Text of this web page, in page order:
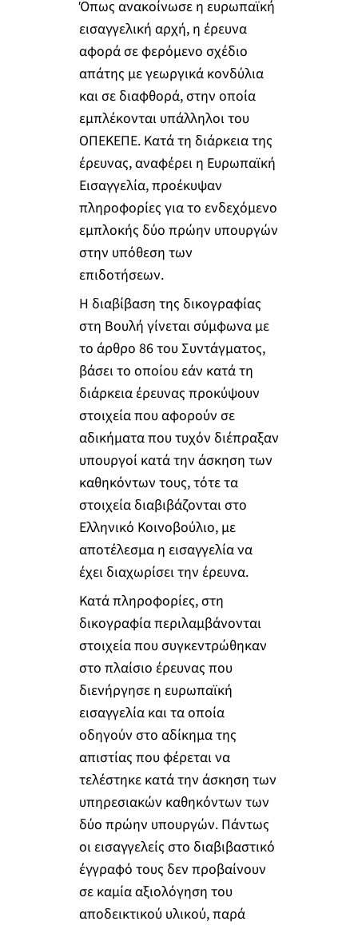
Όπως ανακοίνωσε η ευρωπαϊκή
εισαγγελική αρχή, η έρευνα
αφορά σε φερόμενο σχέδιο
απάτης με γεωργικά κονδύλια
και σε διαφθορά, στην οποία
εμπλέκονται υπάλληλοι του
ΟΠΕΚΕΠΕ. Κατά τη διάρκεια της
έρευνας, αναφέρει η Ευρωπαϊκή
Εισαγγελία, προέκυψαν
πληροφορίες για το ενδεχόμενο
εμπλοκής δύο πρώην υπουργών
στην υπόθεση των
επιδοτήσεων.
Η διαβίβαση της δικογραφίας
στη Βουλή γίνεται σύμφωνα με
το άρθρο 86 του Συντάγματος,
βάσει το οποίου εάν κατά τη
διάρκεια έρευνας προκύψουν
στοιχεία που αφορούν σε
αδικήματα που τυχόν διέπραξαν
υπουργοί κατά την άσκηση των
καθηκόντων τους, τότε τα
στοιχεία διαβιβάζονται στο
Ελληνικό Κοινοβούλιο, με
αποτέλεσμα η εισαγγελία να
έχει διαχωρίσει την έρευνα.
Κατά πληροφορίες, στη
δικογραφία περιλαμβάνονται
στοιχεία που συγκεντρώθηκαν
στο πλαίσιο έρευνας που
διενήργησε η ευρωπαϊκή
εισαγγελία και τα οποία
οδηγούν στο αδίκημα της
απιστίας που φέρεται να
τελέστηκε κατά την άσκηση των
υπηρεσιακών καθηκόντων των
δύο πρώην υπουργών. Πάντως
οι εισαγγελείς στο διαβιβαστικό
έγγραφό τους δεν προβαίνουν
σε καμία αξιολόγηση του
αποδεικτικού υλικού, παρά